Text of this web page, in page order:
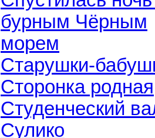
бурным Чёрным
морем
Старушки-
Сторонка родная
Студенческий
Сулико